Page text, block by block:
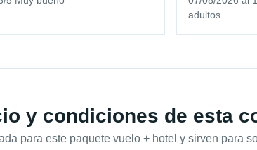
adultos
y condiciones de esta
para este paquete vuelo + hotel y sirven para